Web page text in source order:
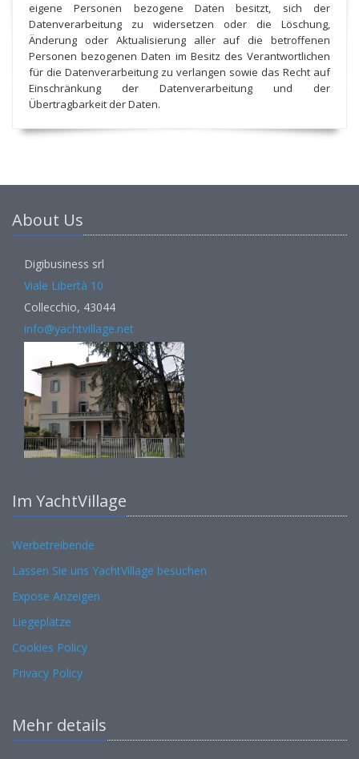
eigene Personen bezogene Daten besitzt, sich der
Datenverarbeitung zu widersetzen oder die Löschung,
Änderung oder Aktualisierung aller auf die betroffenen
Personen bezogenen Daten im Besitz des Verantwortlichen
für die Datenverarbeitung zu verlangen sowie das Recht auf
Einschränkung der Datenverarbeitung und der
Übertragbarkeit der Daten.
About Us
Digibusiness srl
Viale Libertà 10
Collecchio, 43044
info@yachtvillage.net
Im YachtVillage
Werbetreibende
Lassen Sie uns YachtVillage besuchen
Expose Anzeigen
Liegeplätze
Cookies Policy
Privacy Policy
Mehr details